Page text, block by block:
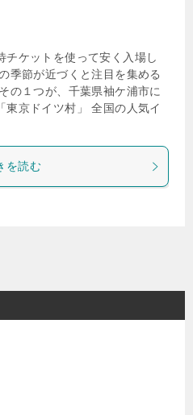
チケットを使って安く入場し
季節が近づくと注目を集める
の１つが、千葉県袖ケ浦市に
東京ドイツ村」 全国の人気イ
を読む